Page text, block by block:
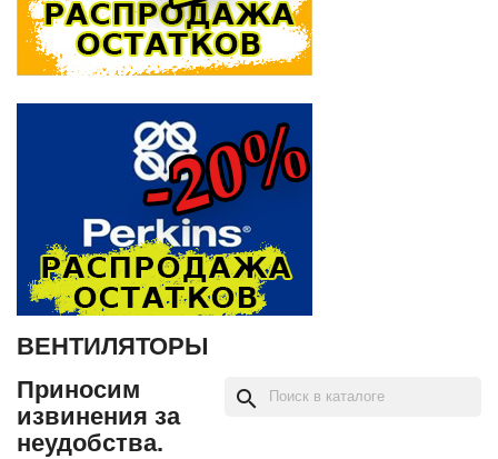
ВЕНТИЛЯТОРЫ
Приносим
извинения за
неудобства.
search